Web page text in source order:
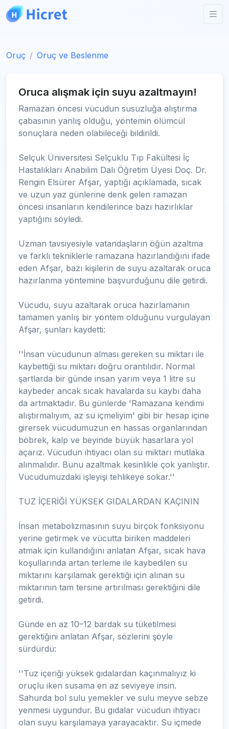
Oruç Oruç ve Beslenme
Oruca alışmak için suyu azaltmayın!
Ramazan öncesi vücudun susuzluğa alıştırma
çabasının yanlış olduğu, yöntemin ölümcül
sonuçlara neden olabileceği bildirildi.
Selçuk Üniversitesi Selçuklu Tıp Fakültesi İç
Hastalıkları Anabilim Dalı Öğretim Üyesi Doç. Dr.
Rengin Elsürer Afşar, yaptığı açıklamada, sıcak
ve uzun yaz günlerine denk gelen ramazan
öncesi insanların kendilerince bazı hazırlıklar
yaptığını söyledi.
Uzman tavsiyesiyle vatandaşların öğün azaltma
ve farklı tekniklerle ramazana hazırlandığını ifade
eden Afşar, bazı kişilerin de suyu azaltarak oruca
hazırlanma yöntemine başvurduğunu dile getirdi.
Vücudu, suyu azaltarak oruca hazırlamanın
tamamen yanlış bir yöntem olduğunu vurgulayan
Afşar, şunları kaydetti:
''İnsan vücudunun alması gereken su miktarı ile
kaybettiği su miktarı doğru orantılıdır. Normal
şartlarda bir günde insan yarım veya 1 litre su
kaybeder ancak sıcak havalarda su kaybı daha
da artmaktadır. Bu günlerde 'Ramazana kendimi
alıştırmalıyım, az su içmeliyim' gibi bir hesap içine
girersek vücudumuzun en hassas organlarından
böbrek, kalp ve beyinde büyük hasarlara yol
açarız. Vücudun ihtiyacı olan su miktarı mutlaka
alınmalıdır. Bunu azaltmak kesinlikle çok yanlıştır.
Vücudumuzdaki işleyişi tehlikeye sokar.''
TUZ İÇERİĞİ YÜKSEK GIDALARDAN KAÇININ
İnsan metabolizmasının suyu birçok fonksiyonu
yerine getirmek ve vücutta biriken maddeleri
atmak için kullandığını anlatan Afşar, sıcak hava
koşullarında artan terleme ile kaybedilen su
miktarını karşılamak gerektiği için alınan su
miktarının tam tersine artırılması gerektiğini dile
getirdi.
Günde en az 10–12 bardak su tüketilmesi
gerektiğini anlatan Afşar, sözlerini şöyle
sürdürdü:
''Tuz içeriği yüksek gıdalardan kaçınmalıyız ki
oruçlu iken susama en az seviyeye insin.
Sahurda bol sulu yemekler ve sulu meyve sebze
yenmesi uygundur. Bu gıdalar vücudun ihtiyacı
olan suyu karşılamaya yarayacaktır. Su içmede